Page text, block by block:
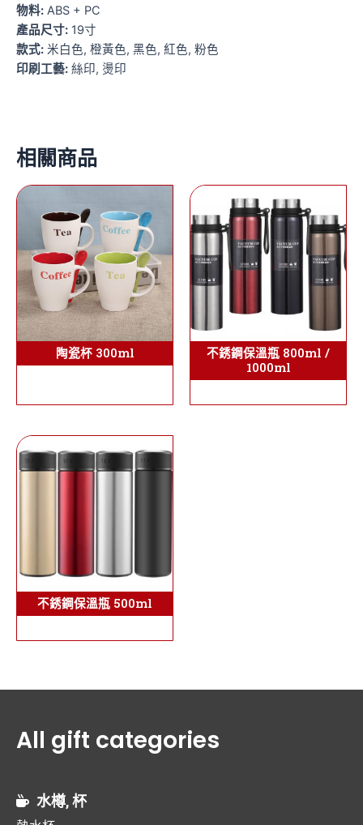
物料: ABS + PC
產品尺寸: 19寸
款式: 米白色, 橙黃色, 黑色, 紅色, 粉色
印刷工藝: 絲印, 燙印
相關商品
陶瓷杯 300ml
不銹鋼保溫瓶 800ml /
1000ml
不銹鋼保溫瓶 500ml
All gift categories
水樽, 杯